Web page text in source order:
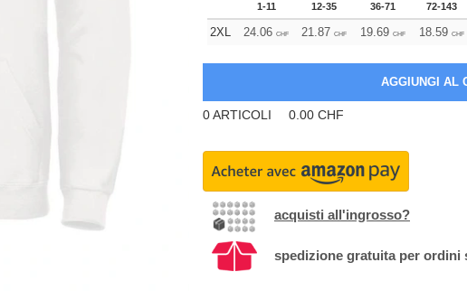
1-11 12-35 36-71 72-143
2XL 24.06 CHF 21.87 CHF 19.69 CHF 18.59 CHF
0ARTICOLI 0.00 CHF
acquisti all'ingrosso?
spedizione gratuita per ordini